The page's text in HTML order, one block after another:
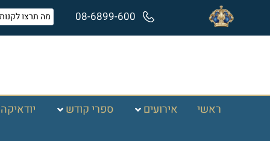
08-6899-600
ראשי אירועים ספרי קודש